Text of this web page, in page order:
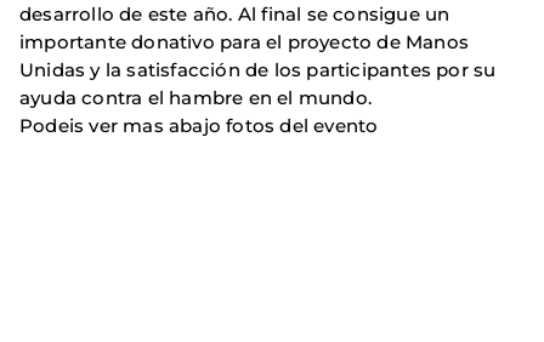
desarrollo de este año. Al final se consigue un
importante donativo para el proyecto de Manos
Unidas y la satisfacción de los participantes por su
ayuda contra el hambre en el mundo.
Podeis ver mas abajo fotos del evento